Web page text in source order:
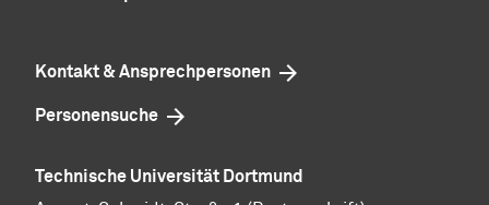
Kontakt & Ansprechpersonen
Personensuche
Technische Universität Dortmund